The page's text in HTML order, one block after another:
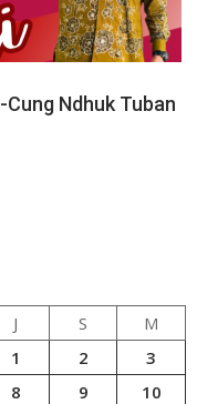
Ndhuk Tuban
J S
M
1
2
3
8 9
10